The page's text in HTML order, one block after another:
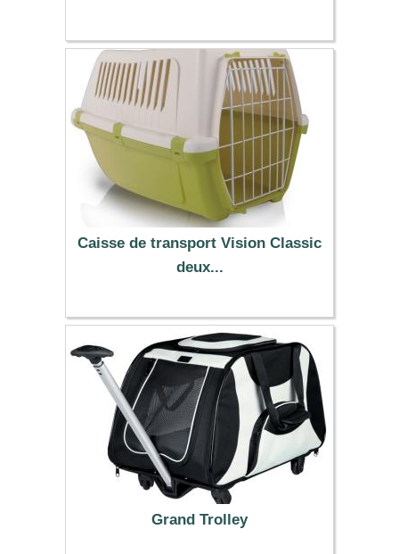
15.99 €
Caisse de transport Vision Classic
deux...
18.99 €
Grand Trolley